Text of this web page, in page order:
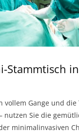
Stammtisch
vollem Gange und die
nutzen Sie die
minimalinvasiven